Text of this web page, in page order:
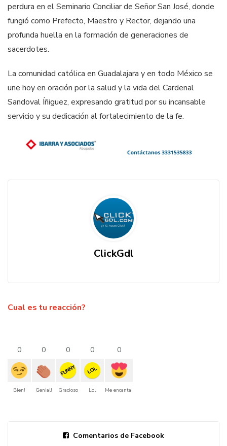
perdura en el Seminario Conciliar de Señor San José, donde
fungió como Prefecto, Maestro y Rector, dejando una
profunda huella en la formación de generaciones de
sacerdotes.
La comunidad católica en Guadalajara y en todo México se
une hoy en oración por la salud y la vida del Cardenal
Sandoval Íñiguez, expresando gratitud por su incansable
servicio y su dedicación al fortalecimiento de la fe.
ClickGdl
Cual es tu reacción?
0
Bien!
0
Genial!
0
FUNNY
Gracioso
0
LOL
Lol
0
Me encanta!
Comentarios de Facebook